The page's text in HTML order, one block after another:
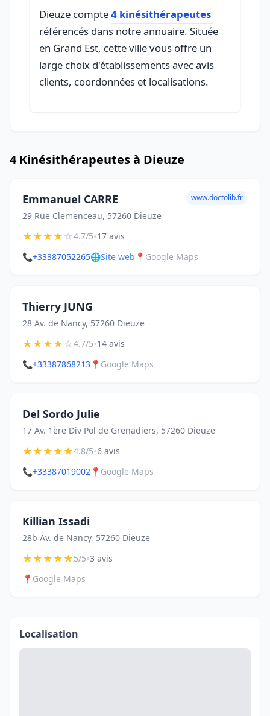
Dieuze compte4 kinésithérapeutes
référencés dans notre annuaire. Située
en Grand Est, cette ville vous offre un
large choix d'établissements avec avis
clients, coordonnées et localisations.
4 Kinésithérapeutes à Dieuze
Emmanuel CARRE
29 Rue Clemenceau, 57260 Dieuze
www.doctolib.fr
★★★★☆4.7/5•17 avis
📞+33387052265🌐Site web 📍 Google Maps
Thierry JUNG
28 Av. de Nancy, 57260 Dieuze
★★★★☆4.7/5•14 avis
📞+33387868213 📍 Google Maps
Del Sordo Julie
17 Av. 1ère Div Pol de Grenadiers, 57260 Dieuze
★★★★★4.8/5•6 avis
📞+33387019002 📍 Google Maps
Killian Issadi
28b Av. de Nancy, 57260 Dieuze
★★★★★5/5•3 avis
📍 Google Maps
Localisation